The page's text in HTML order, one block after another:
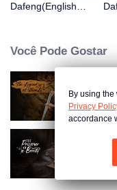
Dafeng(English
Você Pode Gostar
A
By using
Privacy
accordance